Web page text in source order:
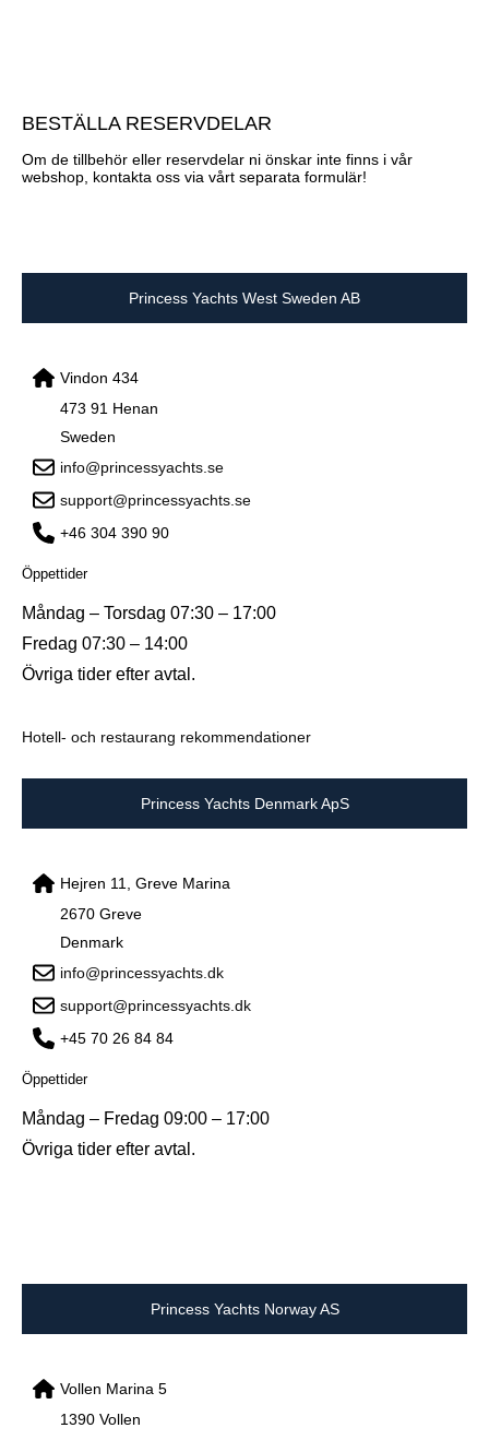
BESTÄLLA RESERVDELAR
Om de tillbehör eller reservdelar ni önskar inte finns i vår
webshop, kontakta oss via vårt separata formulär!
Princess Yachts West Sweden AB
Vindon 434
473 91 Henan
Sweden
info@princessyachts.se
support@princessyachts.se
+46 304 390 90
Öppettider
Måndag – Torsdag 07:30 – 17:00
Fredag 07:30 – 14:00
Övriga tider efter avtal.
Hotell- och restaurang rekommendationer
Princess Yachts Denmark ApS
Hejren 11, Greve Marina
2670 Greve
Denmark
info@princessyachts.dk
support@princessyachts.dk
+45 70 26 84 84
Öppettider
Måndag – Fredag 09:00 – 17:00
Övriga tider efter avtal.
Princess Yachts Norway AS
Vollen Marina 5
1390 Vollen